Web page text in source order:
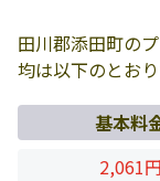
田川郡添田町の
均は以下のとおり
基本料
2,061円